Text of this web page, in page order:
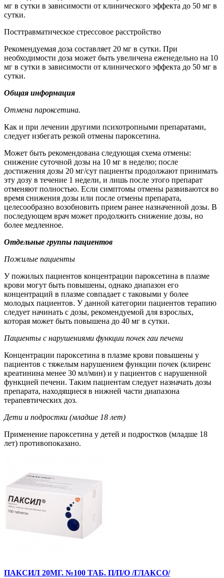
мг в сутки в зависимости от клинического эффекта до 50 мг в
сутки.
Посттравматическое стрессовое расстройство
Рекомендуемая доза составляет 20 мг в сутки. При
необходимости доза может быть увеличена еженедельно на 10
мг в сутки в зависимости от клинического эффекта до 50 мг в
сутки.
Общая информация
Отмена пароксетина.
Как и при лечении другими психотропными препаратами,
следует избегать резкой отмены пароксетина.
Может быть рекомендована следующая схема отмены:
снижение суточной дозы на 10 мг в неделю; после
достижения дозы 20 мг/сут пациенты продолжают принимать
эту дозу в течение 1 недели, и лишь после этого препарат
отменяют полностью. Если симптомы отмены развиваются во
время снижения дозы или после отмены препарата,
целесообразно возобновить прием ранее назначенной дозы. В
последующем врач может продолжить снижение дозы, но
более медленное.
Отдельные группы пациентов
Пожилые пациенты
У пожилых пациентов концентрации пароксетина в плазме
крови могут быть повышены, однако диапазон его
концентраций в плазме совпадает с таковыми у более
молодых пациентов. У данной категории пациентов терапию
следует начинать с дозы, рекомендуемой для взрослых,
которая может быть повышена до 40 мг в сутки.
Пациенты с нарушениями функции почек гаи печени
Концентрации пароксетина в плазме крови повышены у
пациентов с тяжелым нарушением функции почек (клиренс
креатинина менее 30 мл/мин) и у пациентов с нарушенной
функцией печени. Таким пациентам следует назначать дозы
препарата, находящиеся в нижней части диапазона
терапевтических доз.
Дети и подростки (младше 18 лет)
Применение пароксетина у детей и подростков (младше 18
лет) противопоказано.
ПАКСИЛ 20МГ. №100 ТАБ. П/П/О /ГЛАКСО/